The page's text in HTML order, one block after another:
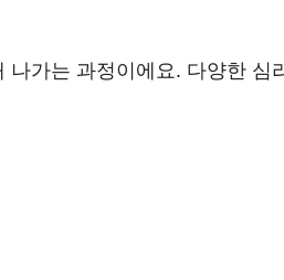
가는 과정이에요. 다양한 심